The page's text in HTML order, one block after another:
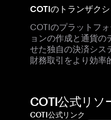
COTIのトランザク
COTIのプラットフ
ョンの作成と通貨
せた独自の決済シス
財務取引をより効率
COTI公式リソ
COTI公式リンク